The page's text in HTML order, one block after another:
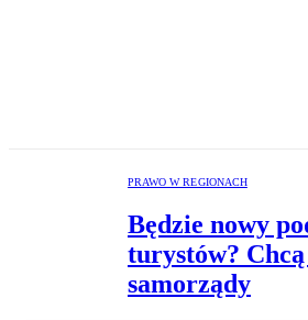
PRAWO W REGIONACH
Będzie nowy
turystów? Chcą
samorządy